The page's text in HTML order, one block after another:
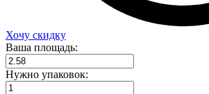
Хочу скидку
Ваша площадь:
Нужно упаковок: